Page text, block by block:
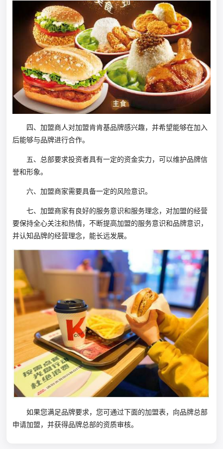
四、加盟商人对加盟肯肯基品牌感兴趣，并希望能够在加入
后能够与品牌进行合作。
五、总部要求投资者具有一定的资金实力，可以维护品牌信
誉和形象。
六、加盟商家需要具备一定的风险意识。
七、加盟商家有良好的服务意识和服务理念，对加盟的经营
要保持全心关注和热情，不断提高加盟的服务意识和品牌意识，
并认知品牌的经营理念，能长远发展。
如果您满足品牌要求，您可通过下面的加盟表，向品牌总部
申请加盟，并获得品牌总部的资质审核。